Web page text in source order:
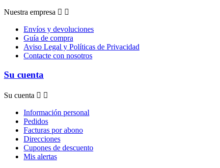
Nuestra empresa  
Envíos y devoluciones
Guía de compra
Aviso Legal y Políticas de Privacidad
Contacte con nosotros
Su cuenta
Su cuenta  
Información personal
Pedidos
Facturas por abono
Direcciones
Cupones de descuento
Mis alertas